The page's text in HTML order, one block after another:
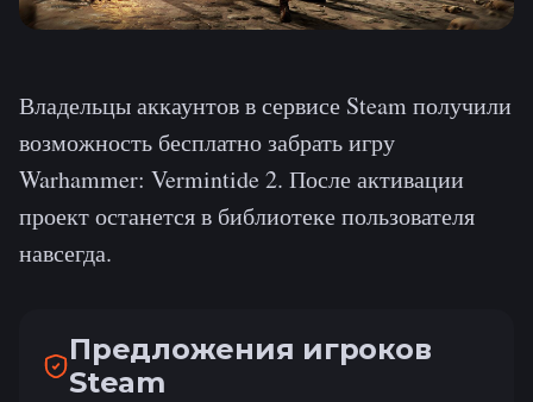
Владельцы аккаунтов в сервисе Steam получили
возможность бесплатно забрать игру
Warhammer: Vermintide 2. После активации
проект останется в библиотеке пользователя
навсегда.
Предложения игроков
Steam